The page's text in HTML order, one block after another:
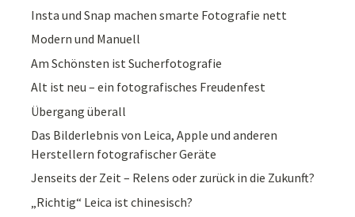
Insta und Snap machen smarte Fotografie nett
Modern und Manuell
Am Schönsten ist Sucherfotografie
Alt ist neu – ein fotografisches Freudenfest
Übergang überall
Das Bilderlebnis von Leica, Apple und anderen
Herstellern fotografischer Geräte
Jenseits der Zeit – Relens oder zurück in die Zukunft?
„Richtig“ Leica ist chinesisch?